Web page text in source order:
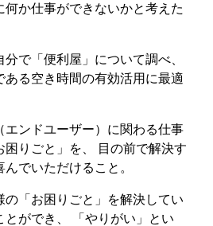
何か仕事ができないかと考えた
で「便利屋」について調べ、
ある空き時間の有効活用に最適
エンドユーザー）に関わる仕事
りごと」を、
目の前で解決す
でいただけること。
の「お困りごと」を解決してい
ができ、
「やりがい」とい